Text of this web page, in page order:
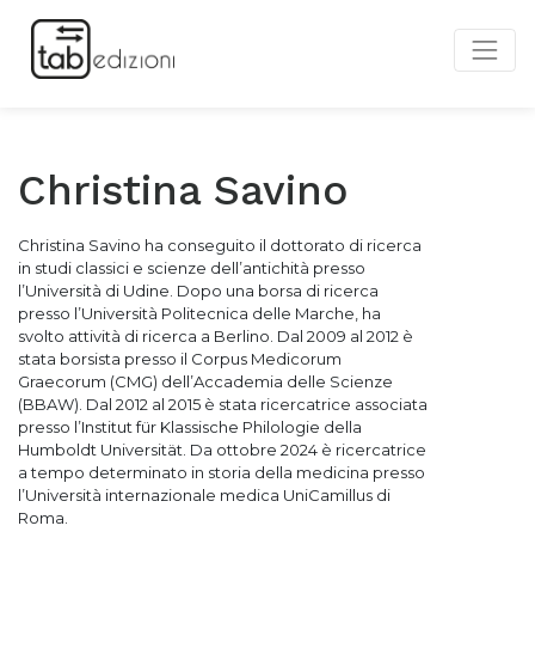
Christina Savino
Christina Savino ha conseguito il dottorato di ricerca
in studi classici e scienze dell’antichità presso
l’Università di Udine. Dopo una borsa di ricerca
presso l’Università Politecnica delle Marche, ha
svolto attività di ricerca a Berlino. Dal 2009 al 2012 è
stata borsista presso il Corpus Medicorum
Graecorum (CMG) dell’Accademia delle Scienze
(BBAW). Dal 2012 al 2015 è stata ricercatrice associata
presso l’Institut für Klassische Philologie della
Humboldt Universität. Da ottobre 2024 è ricercatrice
a tempo determinato in storia della medicina presso
l’Università internazionale medica UniCamillus di
Roma.